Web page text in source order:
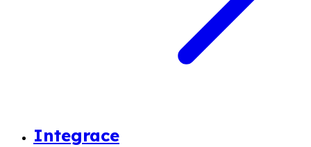
Integrace